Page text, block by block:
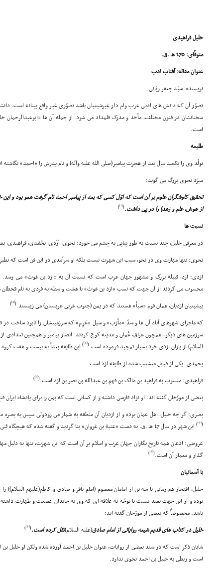
خلیل فراهیدى
متوفّاى: 170 هـ .ق.
عنوان مقاله: آفتاب ادب
نویسنده: سیّد جعفر ربّانى
تصوّر آن که دانش هاى ادبى عرب وام دار غیرشیعیان باشد تصوّرى غیر واقع بینانه است.
سخنانشان در فنون مختلف، مأخذ و مدرک قلمداد مى شود. از جمله آن ها
است.
طلیعه
تولّد وى را یکصد سال بعد از هجرت پیامبر(صلى الله علیه وآله) و نام پدرش را «احمد» نگاشته
مبرّد نحوى بزرگ مى گوید:
تحقیق کاوشگران علوم بر آن است که اوّل کسى که بعد از پیامبر احمد نام گرفت همو بود و
از هوش، علم و زهد) را در پى داشت.(
[1]
)
نسبت ها
در معرفى خلیل، چند نسبت به طور پیاپى به چشم مى خورد: نحوى، اَزْدى، یحْمُدى، فراهیدى،
نحوى: تنها مهارت وى در نحو، سبب این شهرت نیست بلکه او سرآمدى در این فن است که
ازدى: ازد، قبیله بزرگ و مشهور جهان عرب است که نسبت آن به «ازد بن غوث» مى رسد.
محسوب مى گردند از آن جهت که نسب «ازد بن غوث» با هشت واسطه به فردى به نام
پیشینیان ازدیان، همان قوم «سبأ» هستند که در یمن (جنوب غربى عربستان) مى زیستند.(
[2]
)
که ماجراى شهرهاى آباد آن ها و سدّ «مأرَب» و سیل «عَرِم» که سرزمینشان را نابود ساخت
سرزمین هاى دیگر، همچون عراق، عُمان و مدینه کوچ کردند. انصار پیامبر و همچنین تعدادى
السلام) از یاران ازدى خود بسیار تمجید فرموده است.(
[4]
) این طایفه بعداً به بیست و هفت
یحمدى: یکى از قبایل منشعب شده از طایفه ازد است.
فراهیدى: منسوب به فراهید بن مالک بن فهم بن عبدالله بن نصر بن ازد است.(
[5]
)
بعضى از مورّخان گفته اند: او نژاد فارسى داشته و از کسانى است که یمن را براى پادشاه ایران
بصرى: گر چه خلیل، اهل عمان بوده و از ازدیان آن منطقه به شمار مى رودولى سپس به
(
[6]
) این شهر در سال 17 هـ .ق. به دست «عتبة بن غزوان» بنا گردید و گفته شده که هیچگاه بُتى در آن، مورد پرستش قرار نگرفته است.
عروضى: اذعان همه تاریخ نگاران جهان عرب و اسلام بر آن است که این شهرت، تنها به دلیل
گذار و معمار آن است.(
[8]
)
با آسمانیان
بوده و از این جهت بعید نیست با توجّه به علاقه اى که وى به خاندان عصمت و طهارت
باشد. مخصوصاً که بعضى از مورّخان گفته اند:
خلیل در کتاب هاى قدیم شیعه روایاتى از امام صادق(علیه السلام)نقل کرده است.(
[9]
)
شایان ذکر است که در سند بعضى از روایات، عنوان خلیل بن احمد آورده شده ولکن او
است و ربطى به خلیل بن احمد نحوى ندارد.